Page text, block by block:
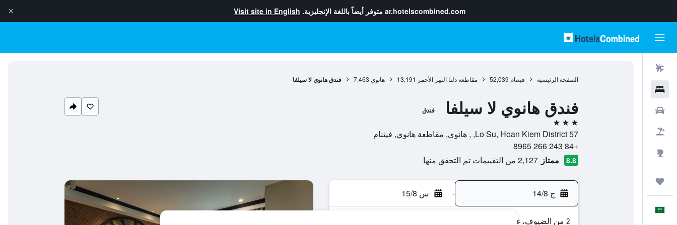
ar.hotelscombined.com متوفر أيضاً باللغة الإنجليزية. Visit site in English
الصفحة الرئيسية فيتنام 52,039 مقاطعة دلتا النهر الأحمر 13,191 هانوي 7,463 فندق هانوي لا سيلفا
فندق هانوي لا سيلفا فندق
3 نجوم
57 Lo Su, Hoan Kiem District, , هانوي, مقاطعة هانوي, فيتنام
+84 243 266 8965
8.8 ممتاز 2,127 من التقييمات تم التحقق منها
ج 14/8 - س 15/8
2 من الضيوف، غرفة واحدة